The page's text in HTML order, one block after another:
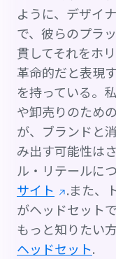
ように、デザイ
で、彼らのプラ
貫してそれをホ
革命的だと表現
を持っている。
や卸売りのため
が、ブランドと
み出す可能性は
ル・リテールに
サイト
.また、
がヘッドセット
もっと知りたい
ヘッドセット.